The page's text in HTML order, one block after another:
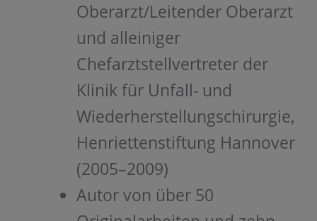
Oberarzt/Leitender Oberarzt
und alleiniger
Chefarztstellvertreter der
Klinik für Unfall- und
Wiederherstellungschirurgie,
Henriettenstiftung Hannover
(2005–2009)
Autor von über 50